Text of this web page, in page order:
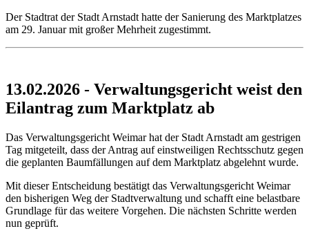
Der Stadtrat der Stadt Arnstadt hatte der Sanierung des Marktplatzes
am 29. Januar mit großer Mehrheit zugestimmt.
13.02.2026 - Verwaltungsgericht weist den
Eilantrag zum Marktplatz ab
Das Verwaltungsgericht Weimar hat der Stadt Arnstadt am gestrigen
Tag mitgeteilt, dass der Antrag auf einstweiligen Rechtsschutz gegen
die geplanten Baumfällungen auf dem Marktplatz abgelehnt wurde.
Mit dieser Entscheidung bestätigt das Verwaltungsgericht Weimar
den bisherigen Weg der Stadtverwaltung und schafft eine belastbare
Grundlage für das weitere Vorgehen. Die nächsten Schritte werden
nun geprüft.